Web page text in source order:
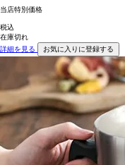
当店特別価格
税込
在庫切れ
詳細を見る
お気に入りに登録する